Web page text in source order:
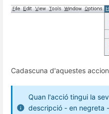
Cadascuna d'aquestes
Quan l'acció tingui la
descripció - en negreta